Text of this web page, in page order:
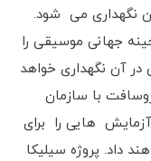
جهان نگهداری می شود.
جهانی موسیقی را
آن نگهداری خواهد
با سازمان
هایی را برای
داد. پروژه سیلیکا